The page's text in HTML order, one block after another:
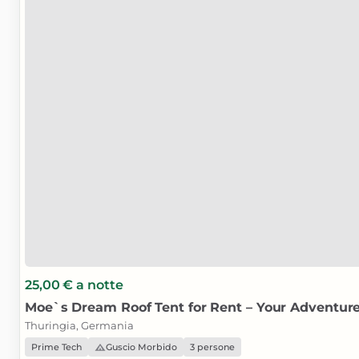
25,00 € a notte
Moe`s Dream Roof Tent for Rent – Your
Thuringia, Germania
Prime Tech Guscio Morbido 3 persone